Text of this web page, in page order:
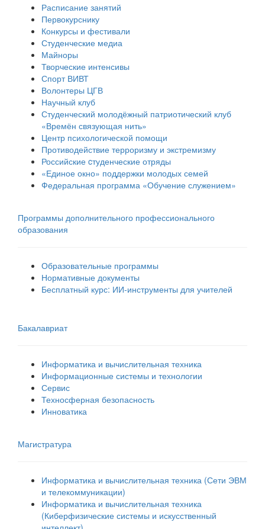
Расписание занятий
Первокурснику
Конкурсы и фестивали
Студенческие медиа
Майноры
Творческие интенсивы
Спорт ВИВТ
Волонтеры ЦГВ
Научный клуб
Студенческий молодёжный патриотический клуб
«Времён связующая нить»
Центр психологической помощи
Противодействие терроризму и экстремизму
Российские cтуденческие отряды
«Единое окно» поддержки молодых семей
Федеральная программа «Обучение служением»
Программы дополнительного профессионального
образования
Образовательные программы
Нормативные документы
Бесплатный курс: ИИ‑инструменты для учителей
Бакалавриат
Информатика и вычислительная техника
Информационные системы и технологии
Сервис
Техносферная безопасность
Инноватика
Магистратура
Информатика и вычислительная техника (Сети ЭВМ
и телекоммуникации)
Информатика и вычислительная техника
(Киберфизические системы и искусственный